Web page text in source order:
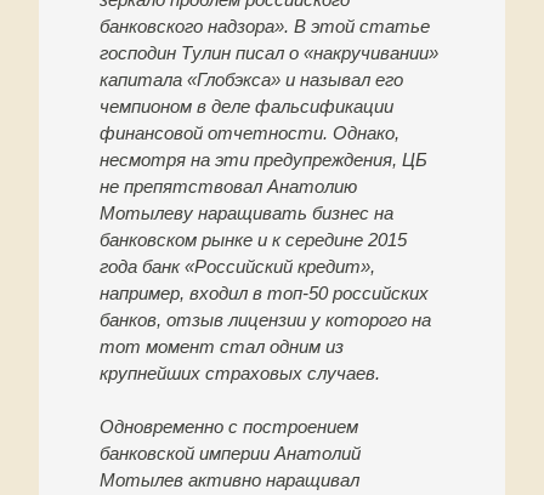
банковского надзора». В этой статье
господин Тулин писал о «накручивании»
капитала «Глобэкса» и называл его
чемпионом в деле фальсификации
финансовой отчетности. Однако,
несмотря на эти предупреждения, ЦБ
не препятствовал Анатолию
Мотылеву наращивать бизнес на
банковском рынке и к середине 2015
года банк «Российский кредит»,
например, входил в топ-50 российских
банков, отзыв лицензии у которого на
тот момент стал одним из
крупнейших страховых случаев.
Одновременно с построением
банковской империи Анатолий
Мотылев активно наращивал